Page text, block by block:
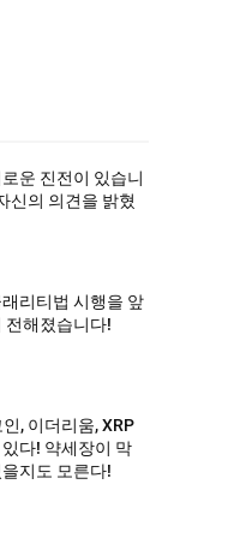
운 진전이 있습니
신의 의견을 밝혔
리티법 시행을 앞
전해졌습니다!
, 이더리움, XRP
다! 약세장이 막
지도 모른다!